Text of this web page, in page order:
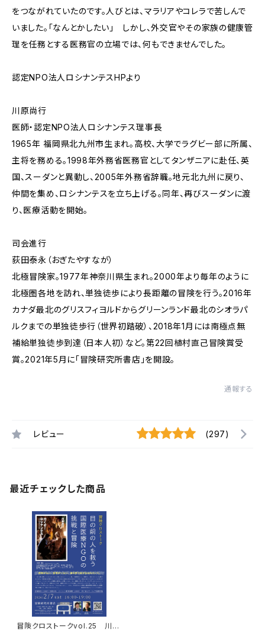
をつながれていたのです。人びとは、マラリアやコレラで苦しんで
いました。「なんとかしたい」 しかし、外交官やその家族の健康管
理を任務とする医務官の立場では、何もできませんでした。
認定NPO法人ロシナンテスHPより
川原尚行
医師・認定NPO法人ロシナンテス理事長
1965年 福岡県北九州市生まれ。高校、大学でラグビー部に所属、
主将を務める。1998年外務省医務官としてタンザニアに赴任、英
国、スーダンと異動し、2005年外務省辞職。地元北九州に戻り、
仲間を集め、ロシナンテスを立ち上げる。同年、再びスーダンに渡
り、医療活動を開始。
司会進行
荻田泰永（おぎたやすなが）
北極冒険家。1977年神奈川県生まれ。2000年より毎年のように
北極圏各地を訪れ、単独徒歩により長距離の冒険を行う。2016年
カナダ最北のグリスフィヨルドからグリーンランド最北のシオラパ
ルクまでの単独徒歩行（世界初踏破）、2018年1月には南極点無
補給単独徒歩到達（日本人初）など。第22回植村直己冒険賞受
賞。2021年5月に「冒険研究所書店」を開設。
通報する
レビュー (297)
最近チェックした商品
冒険クロストークvol.25 川原